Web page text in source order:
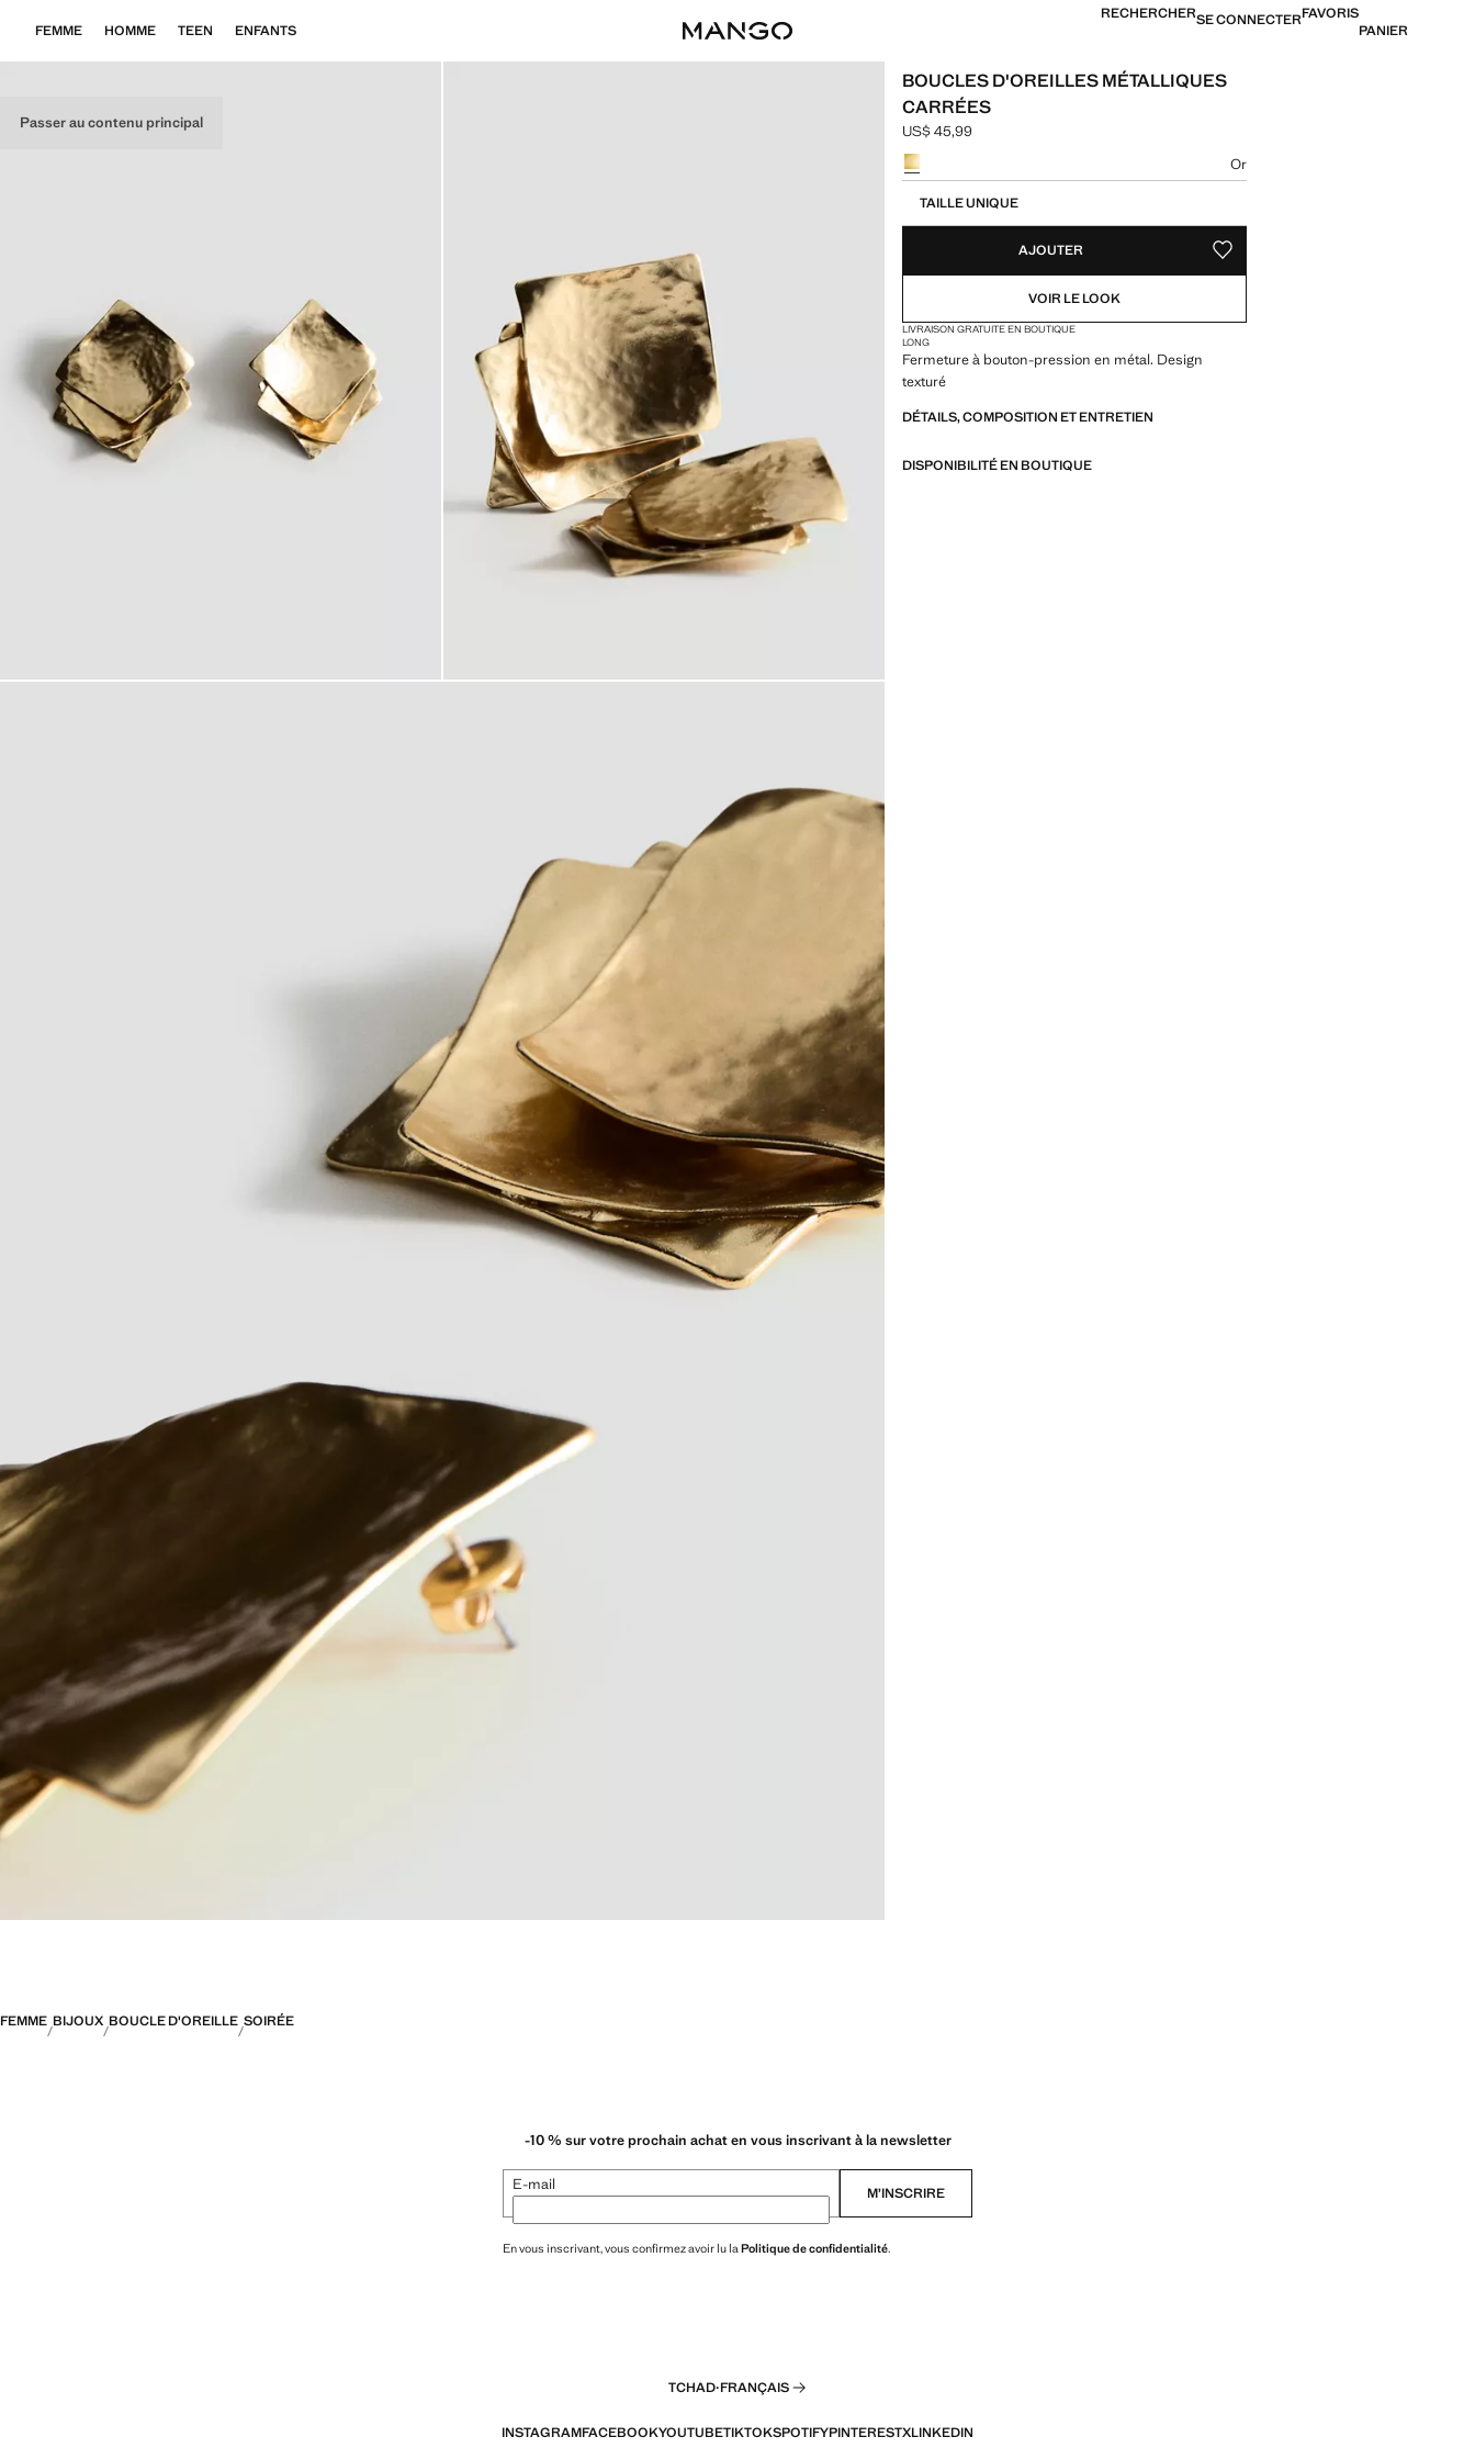
Passer au contenu principal
FEMME HOMME TEEN ENFANTS
RECHERCHERSE CONNECTERFAVORIS
PANIER
BOUCLES D'OREILLES MÉTALLIQUES
CARRÉES
Prix actuel [US$ 45,99 ]
US$ 45,99
Choisissez une couleur
Or
TAILLE UNIQUE
AJOUTER AJOUTER AUX FAVORIS
VOIR LE LOOK
LIVRAISON GRATUITE EN BOUTIQUE
LONG
Fermeture à bouton-pression en métal. Design
texturé
DÉTAILS, COMPOSITION ET ENTRETIEN
DISPONIBILITÉ EN BOUTIQUE
FEMME BIJOUX BOUCLE D'OREILLE SOIRÉE
-10 % sur votre prochain achat en vous inscrivant à la newsletter
E-mail M’INSCRIRE
En vous inscrivant, vous confirmez avoir lu la Politique de confidentialité.
TCHAD·FRANÇAIS
INSTAGRAMFACEBOOKYOUTUBETIKTOKSPOTIFYPINTERESTXLINKEDIN